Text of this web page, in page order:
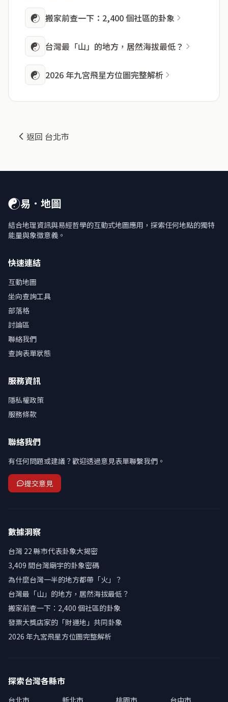
☯ 搬家前查一下：2,400 個社區的卦象
☯ 台灣最「山」的地方，居然海拔最低？
☯ 2026 年九宮飛星方位圖完整解析
返回 台北市
☯易．地圖
結合地理資訊與易經哲學的互動式地圖應用，探索任何地點的獨特
能量與象徵意義。
快速連結
互動地圖
坐向查詢工具
部落格
討論區
聯絡我們
查詢表單狀態
服務資訊
隱私權政策
服務條款
聯絡我們
有任何問題或建議？歡迎透過意見表單聯繫我們。
提交意見
數據洞察
台灣 22 縣市代表卦象大揭密
3,409 間台灣廟宇的卦象密碼
為什麼台灣一半的地方都帶「火」？
台灣最「山」的地方，居然海拔最低？
搬家前查一下：2,400 個社區的卦象
發票大獎店家的「財運地」共同卦象
2026 年九宮飛星方位圖完整解析
探索台灣各縣市
台北市 新北市 桃園市 台中市